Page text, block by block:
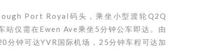
Port Royal码头，乘坐 小型渡轮Q2Q
仅需在Ewen Ave乘坐5分钟公车即达。 由
钟可达YVR国际机场，25分钟车程可达加